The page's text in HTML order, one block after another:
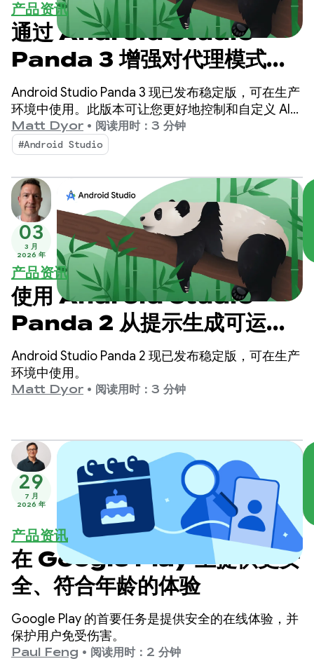
产品资讯
通过 Android Studio
Panda 3 增强对代理模式的
指导和控制
Android Studio Panda 3 现已发布稳定版，可在生产
环境中使用。此版本可让您更好地控制和自定义 AI
赋能的工作流程，从而比以往更轻松地构建高品质的
Android 应用。
Matt Dyor • 阅读用时：3 分钟
#Android Studio
03
3 月
2026 年
产品资讯
使用 Android Studio
Panda 2 从提示生成可运行
的原型
Android Studio Panda 2 现已发布稳定版，可在生产
环境中使用。
Matt Dyor • 阅读用时：3 分钟
29
7 月
2026 年
产品资讯
在 Google Play 上提供更安
全、符合年龄的体验
Google Play 的首要任务是提供安全的在线体验，并
保护用户免受伤害。
Paul Feng • 阅读用时：2 分钟